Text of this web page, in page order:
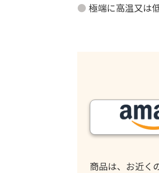
極端に高温又は
商品は、お近く